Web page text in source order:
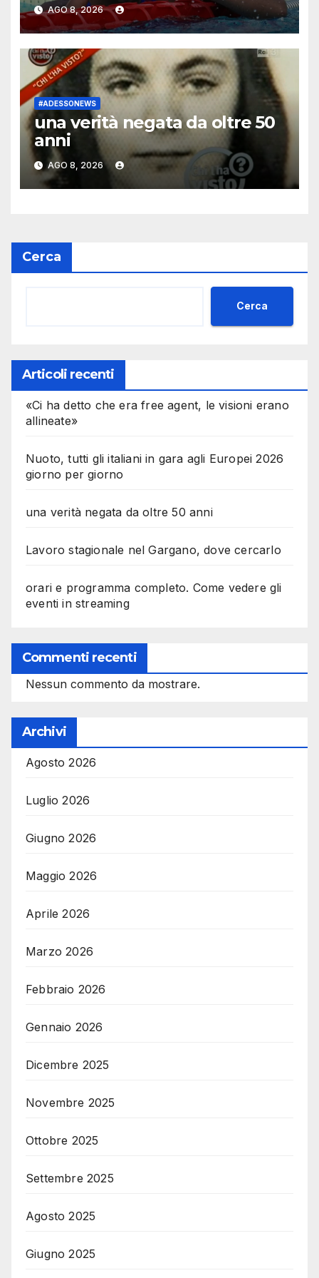
AGO 8, 2026
#ADESSONEWS
una verità negata da oltre 50
anni
AGO 8, 2026
Cerca
Cerca
Articoli recenti
«Ci ha detto che era free agent, le visioni erano
allineate»
Nuoto, tutti gli italiani in gara agli Europei 2026
giorno per giorno
una verità negata da oltre 50 anni
Lavoro stagionale nel Gargano, dove cercarlo
orari e programma completo. Come vedere gli
eventi in streaming
Commenti recenti
Nessun commento da mostrare.
Archivi
Agosto 2026
Luglio 2026
Giugno 2026
Maggio 2026
Aprile 2026
Marzo 2026
Febbraio 2026
Gennaio 2026
Dicembre 2025
Novembre 2025
Ottobre 2025
Settembre 2025
Agosto 2025
Giugno 2025